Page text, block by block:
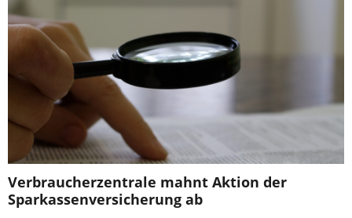
Verbraucherzentrale mahnt Aktion der
Sparkassenversicherung ab